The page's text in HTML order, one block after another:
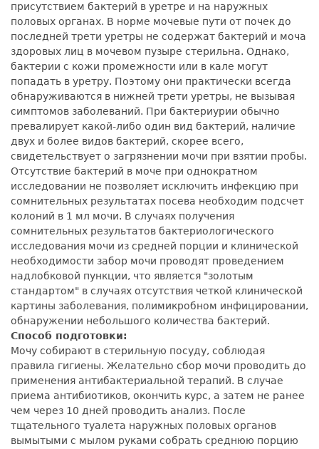
присутствием бактерий в уретре и на наружных
половых органах. В норме мочевые пути от почек до
последней трети уретры не содержат бактерий и моча
здоровых лиц в мочевом пузыре стерильна. Однако,
бактерии с кожи промежности или в кале могут
попадать в уретру. Поэтому они практически всегда
обнаруживаются в нижней трети уретры, не вызывая
симптомов заболеваний. При бактериурии обычно
превалирует какой-либо один вид бактерий, наличие
двух и более видов бактерий, скорее всего,
свидетельствует о загрязнении мочи при взятии пробы.
Отсутствие бактерий в моче при однократном
исследовании не позволяет исключить инфекцию при
сомнительных результатах посева необходим подсчет
колоний в 1 мл мочи. В случаях получения
сомнительных результатов бактериологического
исследования мочи из средней порции и клинической
необходимости забор мочи проводят проведением
надлобковой пункции, что является "золотым
стандартом" в случаях отсутствия четкой клинической
картины заболевания, полимикробном инфицировании,
обнаружении небольшого количества бактерий.
Способ подготовки:
Мочу собирают в стерильную посуду, соблюдая
правила гигиены. Желательно сбор мочи проводить до
применения антибактериальной терапий. В случае
приема антибиотиков, окончить курс, а затем не ранее
чем через 10 дней проводить анализ. После
тщательного туалета наружных половых органов
вымытыми с мылом руками собрать среднюю порцию